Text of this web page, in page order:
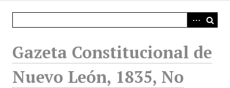
Gazeta Constitucional de
Nuevo León, 1835, No